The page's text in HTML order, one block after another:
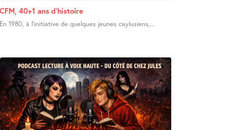
CFM, 40+1 ans d’histoire
En 1980, à l’initiative de quelques jeunes caylusiens,...